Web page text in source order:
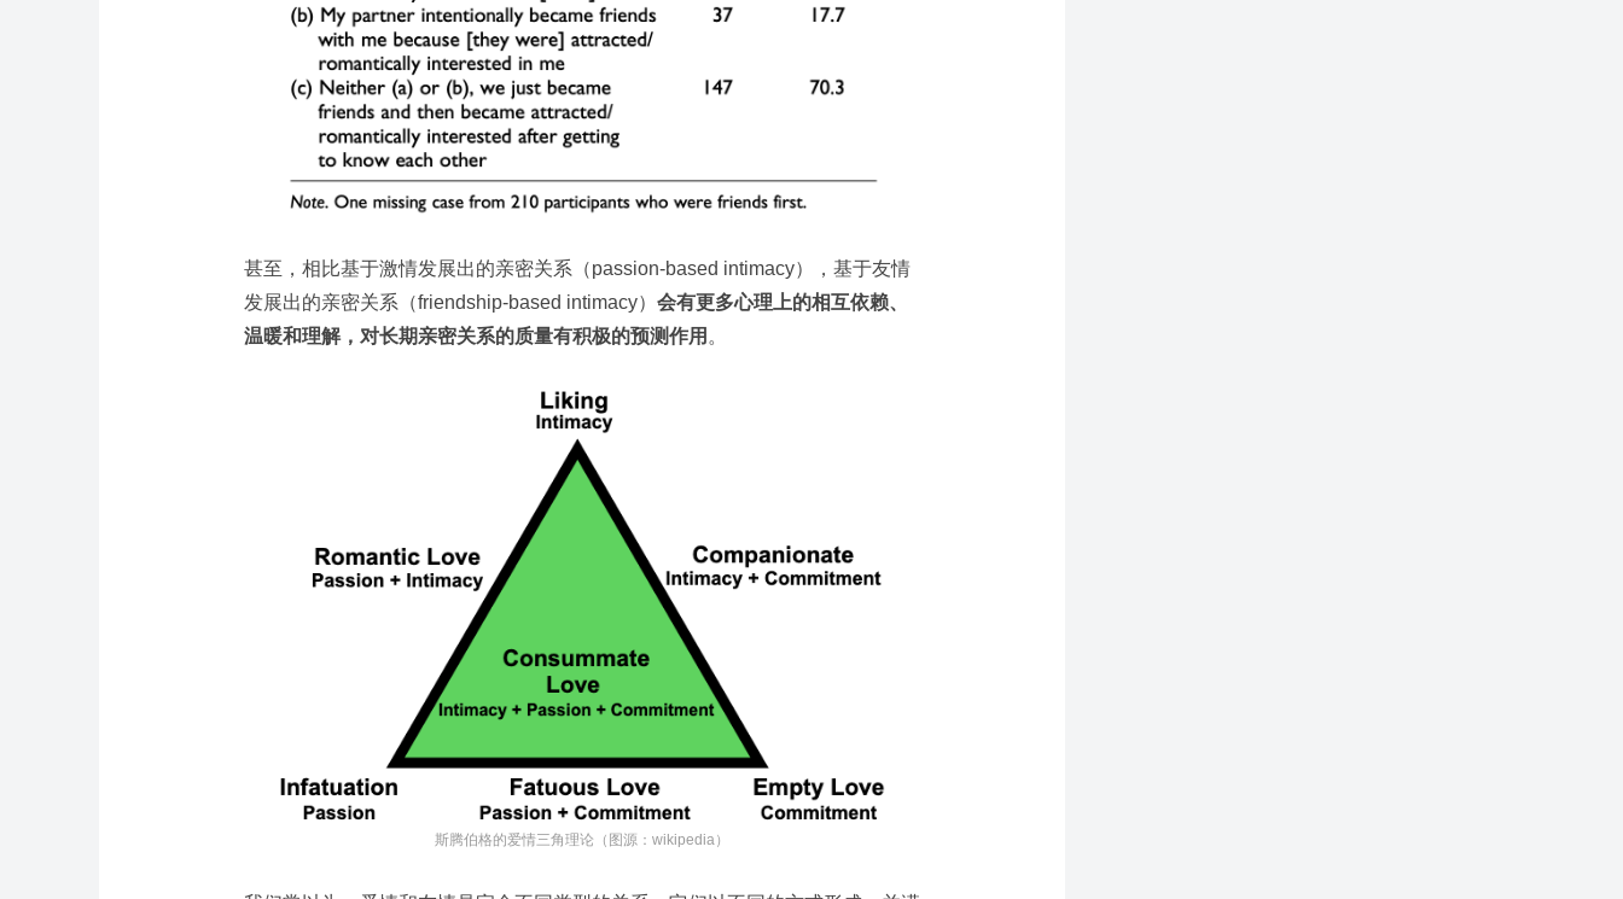
甚至，相比基于激情发展出的亲密关系（passion-based intimacy），基于友情
发展出的亲密关系（friendship-based intimacy） 会有更多心理上的相互依赖、
温暖和理解，对长期亲密关系的质量有积极的预测作用 。
斯腾伯格的爱情三角理论（图源：wikipedia）